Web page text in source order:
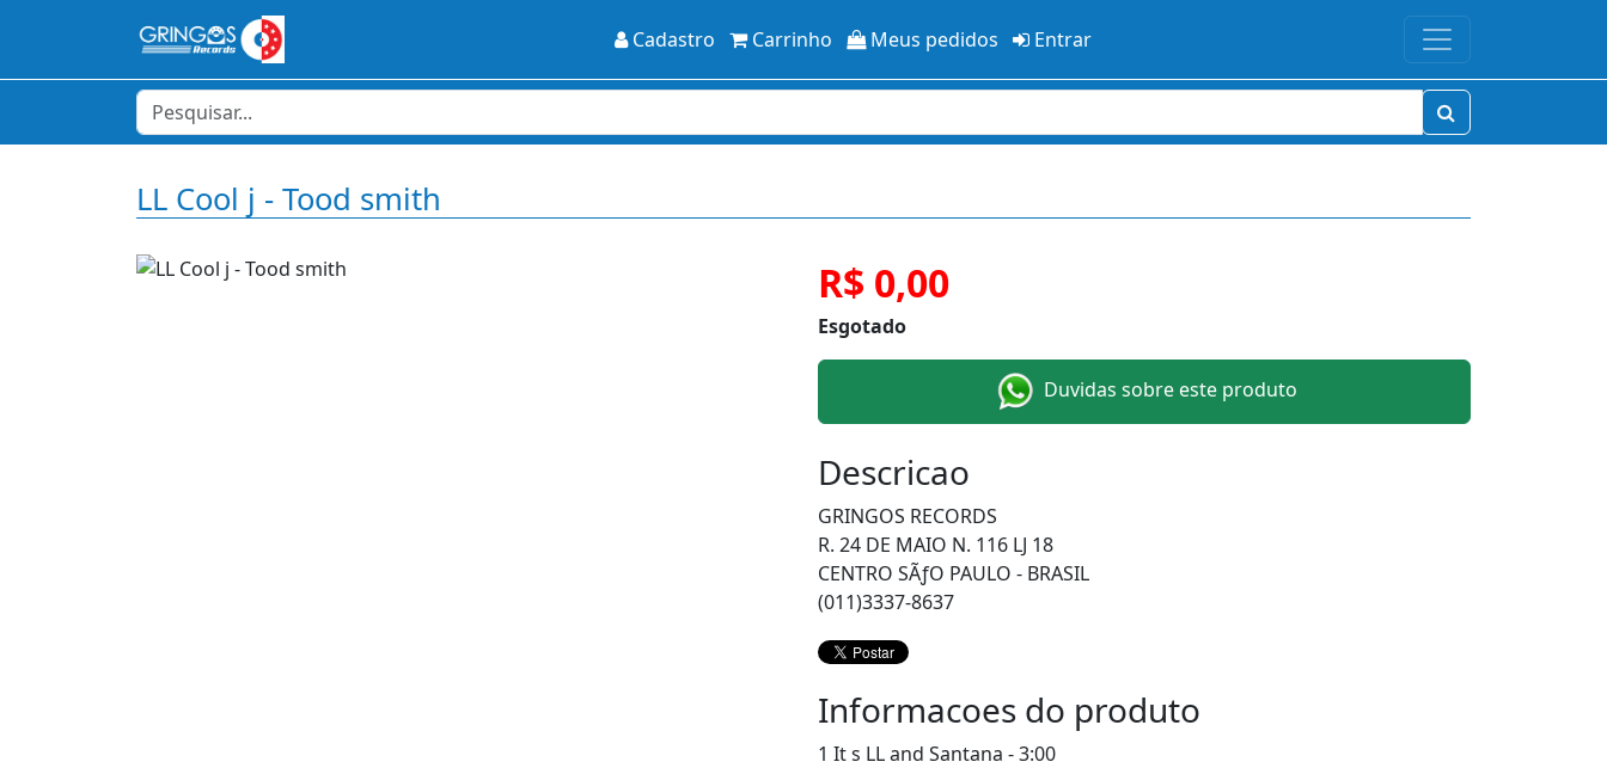
Cadastro Carrinho Meus pedidos Entrar
LL Cool j - Tood smith
R$ 0,00
Esgotado
Duvidas sobre este produto
Descricao
GRINGOS RECORDS
R. 24 DE MAIO N. 116 LJ 18
CENTRO SÃƒO PAULO - BRASIL
(011)3337-8637
Informacoes do produto
1 It s LL and Santana - 3:00